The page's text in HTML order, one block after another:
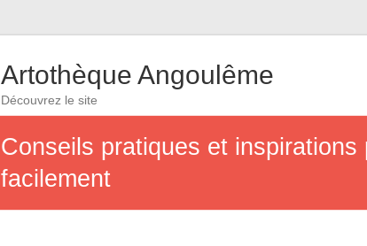
Artothèque Angoulême
Découvrez le site
Conseils pratiques et
facilement